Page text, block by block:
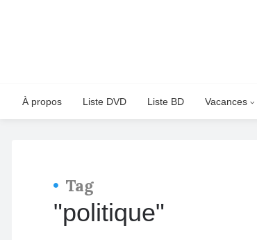
À propos Liste DVD Liste BD Vacances
Tag
"politique"